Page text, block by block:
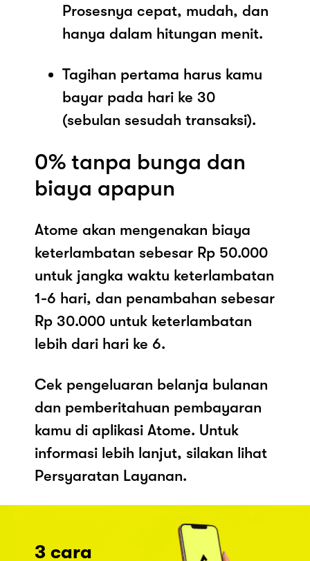
Prosesnya cepat, mudah, dan
hanya dalam hitungan menit.
Tagihan pertama harus kamu
bayar pada hari ke 30
(sebulan sesudah transaksi).
0% tanpa bunga dan
biaya apapun
Atome akan mengenakan biaya
keterlambatan sebesar Rp 50.000
untuk jangka waktu keterlambatan
1-6 hari, dan penambahan sebesar
Rp 30.000 untuk keterlambatan
lebih dari hari ke 6.
Cek pengeluaran belanja bulanan
dan pemberitahuan pembayaran
kamu di aplikasi Atome. Untuk
informasi lebih lanjut, silakan lihat
Persyaratan Layanan.
3 cara